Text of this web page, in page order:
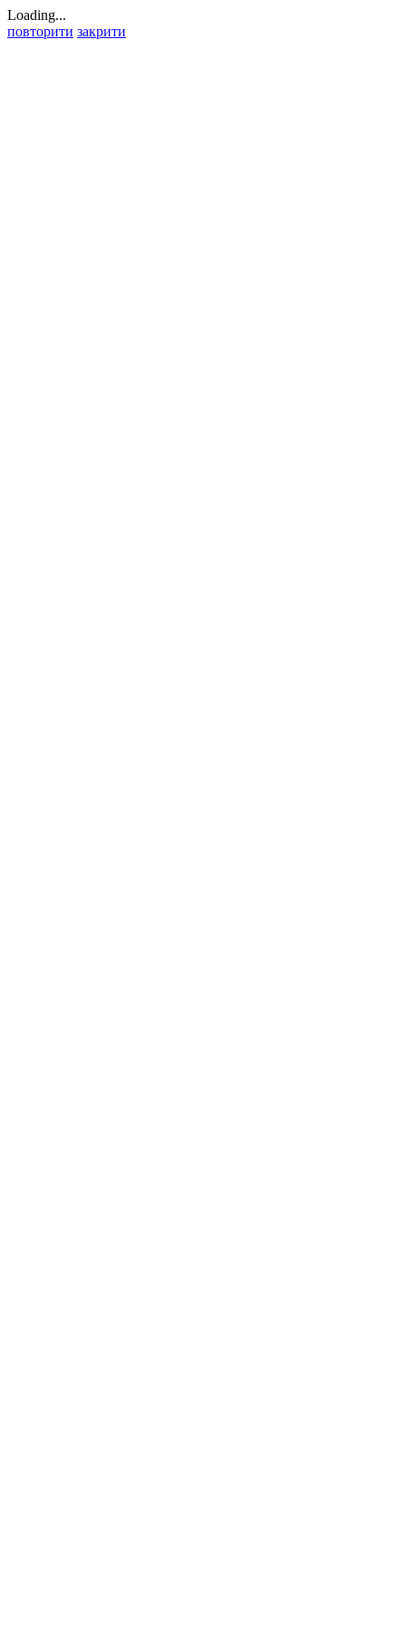
Loading...
повторити закрити